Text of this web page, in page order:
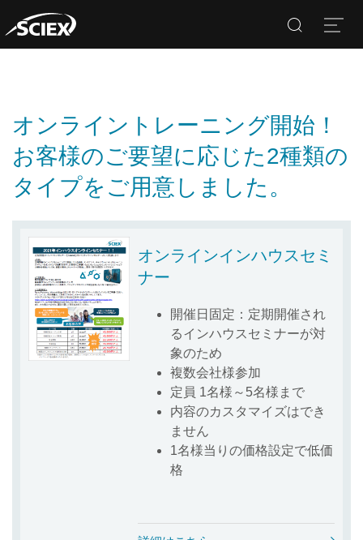
オンライントレーニング開始！
お客様のご要望に応じた2種類の
タイプをご用意しました。
オンラインインハウスセミ
ナー
開催日固定：定期開催され
るインハウスセミナーが対
象のため
複数会社様参加
定員 1名様～5名様まで
内容のカスタマイズはでき
ません
1名様当りの価格設定で低価
格